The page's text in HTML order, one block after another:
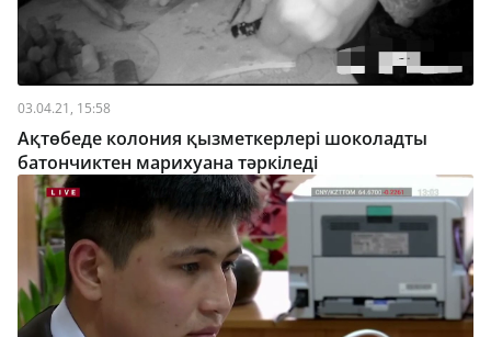
03.04.21, 15:58
Ақтөбеде колония қызметкерлері шоколадты
батончиктен марихуана тәркіледі